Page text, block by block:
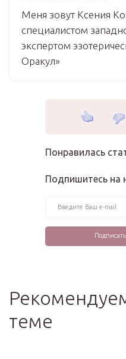
Меня зовут Ксения
специалистом
экспертом
Оракул»
Понравилась
Подпишитесь на
теме